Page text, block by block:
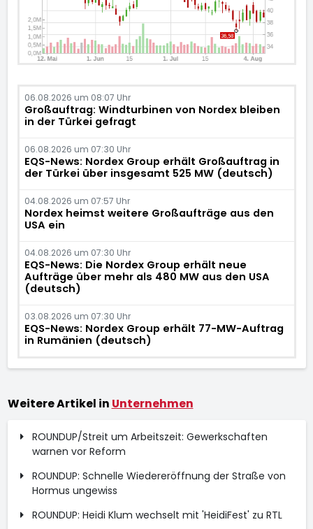
06.08.2026 um 08:07 Uhr
Großauftrag: Windturbinen von Nordex bleiben
in der Türkei gefragt
06.08.2026 um 07:30 Uhr
EQS-News: Nordex Group erhält Großauftrag in
der Türkei über insgesamt 525 MW (deutsch)
04.08.2026 um 07:57 Uhr
Nordex heimst weitere Großaufträge aus den
USA ein
04.08.2026 um 07:30 Uhr
EQS-News: Die Nordex Group erhält neue
Aufträge über mehr als 480 MW aus den USA
(deutsch)
03.08.2026 um 07:30 Uhr
EQS-News: Nordex Group erhält 77-MW-Auftrag
in Rumänien (deutsch)
Weitere Artikel in Unternehmen
ROUNDUP/Streit um Arbeitszeit: Gewerkschaften
warnen vor Reform
ROUNDUP: Schnelle Wiedereröffnung der Straße von
Hormus ungewiss
ROUNDUP: Heidi Klum wechselt mit 'HeidiFest' zu RTL